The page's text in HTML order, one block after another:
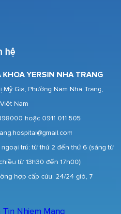
hệ
YERSIN NHA TRANG
Mỹ Gia, Phường Nam Nha Trang,
Nam
hoặc 0911 011 505
trú: từ thứ 2 đến thứ 6 (sáng từ
từ 13h30 đến 17h00)
hợp cấp cứu: 24/24 giờ, 7